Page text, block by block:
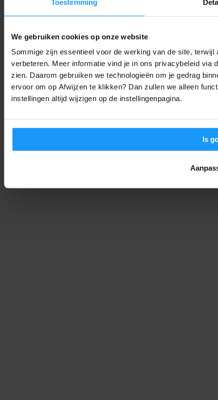
Toestemming
We gebruiken cookies op onze website
Sommige zijn essentieel voor de werking van de site,
verbeteren. Meer informatie vind je in ons privacybeleid via
zien. Daarom gebruiken we technologieën om je gedrag
ervoor om op Afwijzen te klikken? Dan zullen we alleen
instellingen altijd wijzigen op de instellingenpagina.
Is
Google Assistant stopt definitief op Android: Dit moet je
Smart Home Nieuws Joshua - 5. augustus 2026
Pixel 10 gebruikers opgelet: Deze update lost je touch-
problemen op
Trends & Technologie Joshua 5. augustus 2026